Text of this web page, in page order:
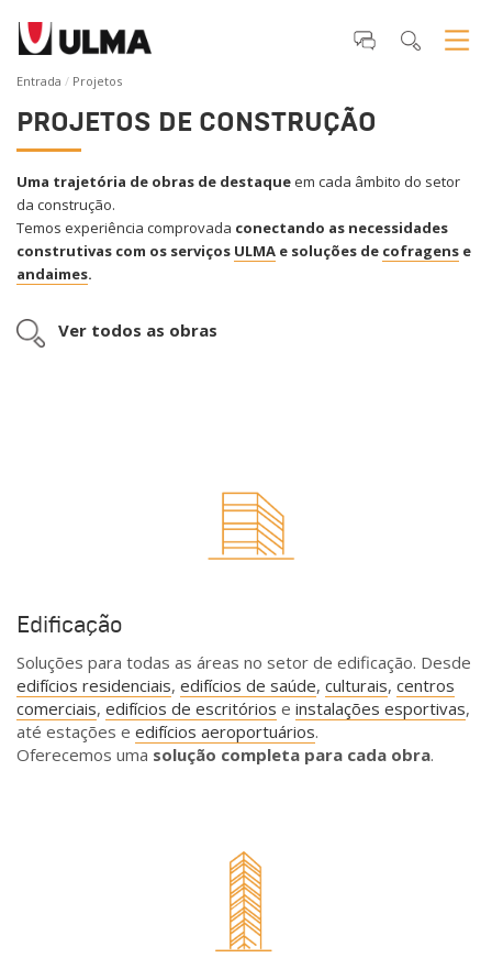
Entrada Projetos
PROJETOS DE CONSTRUÇÃO
Uma trajetória de obras de destaqueem cada âmbito do setor
da construção.
Temos experiência comprovada conectando as necessidades
construtivas com os serviços ULMA e soluções de cofragens e
andaimes.
Ver todos as obras
Edificação
Soluções para todas as áreas no setor de edificação. Desde
edifícios residenciais, edifícios de saúde, culturais, centros
comerciais, edifícios de escritórios e instalações esportivas,
até estações e edifícios aeroportuários.
Oferecemos uma solução completa para cada obra.